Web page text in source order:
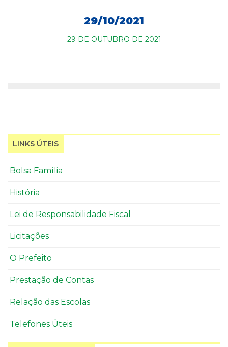
29/10/2021
29 DE OUTUBRO DE 2021
LINKS ÚTEIS
Bolsa Família
História
Lei de Responsabilidade Fiscal
Licitações
O Prefeito
Prestação de Contas
Relação das Escolas
Telefones Úteis